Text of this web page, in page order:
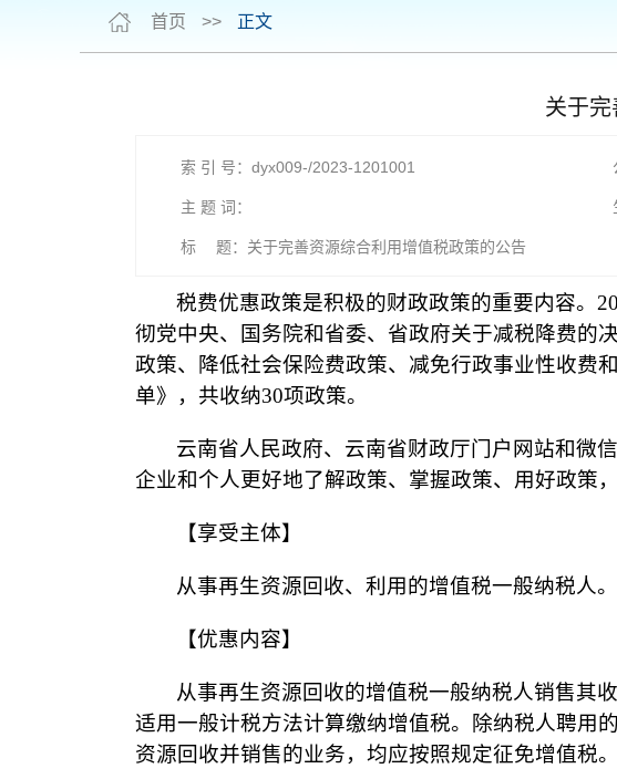
首页 >> 正文
关于
索 引 号：dyx009-/2023-1201001
主 题 词：
标 题：关于完善资源综合利用增值税政策的公告
税费优惠政策是积极的财政政策的重要内容。
彻党中央、国务院和省委、省政府关于减税降费的
政策、降低社会保险费政策、减免行政事业性收费
单》，共收纳30项政策。
云南省人民政府、云南省财政厅门户网站和微
企业和个人更好地了解政策、掌握政策、用好政策
【享受主体】
从事再生资源回收、利用的增值税一般纳税人。
【优惠内容】
从事再生资源回收的增值税一般纳税人销售其
适用一般计税方法计算缴纳增值税。除纳税人聘用
资源回收并销售的业务，均应按照规定征免增值税。